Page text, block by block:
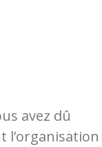
avez dû
l’organisation